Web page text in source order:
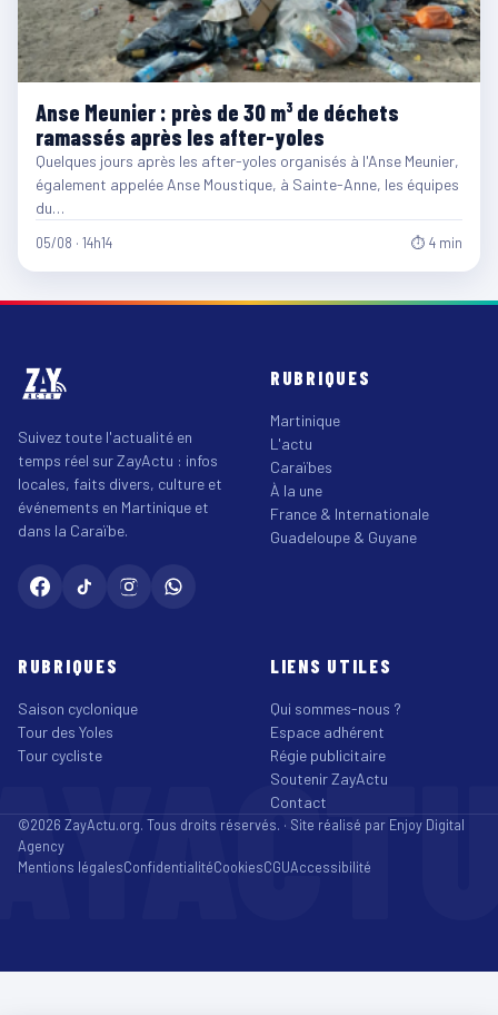
Anse Meunier : près de 30 m³ de déchets
ramassés après les after-yoles
Quelques jours après les after-yoles organisés à l'Anse Meunier,
également appelée Anse Moustique, à Sainte-Anne, les équipes
du…
05/08 · 14h14 ⏱ 4 min
Suivez toute l'actualité en
temps réel sur ZayActu : infos
locales, faits divers, culture et
événements en Martinique et
dans la Caraïbe.
RUBRIQUES
Martinique
L'actu
Caraïbes
À la une
France & Internationale
Guadeloupe & Guyane
RUBRIQUES
Saison cyclonique
Tour des Yoles
Tour cycliste
LIENS UTILES
Qui sommes-nous ?
Espace adhérent
Régie publicitaire
Soutenir ZayActu
Contact
©2026 ZayActu.org. Tous droits réservés. · Site réalisé par Enjoy Digital
Agency
Mentions légalesConfidentialitéCookiesCGUAccessibilité